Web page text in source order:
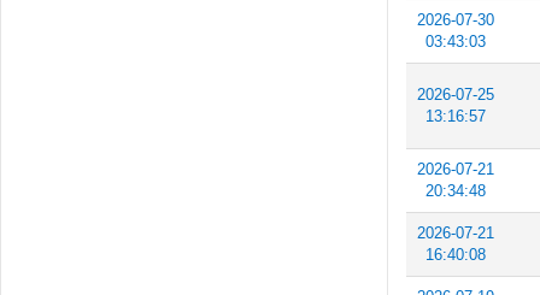
2026-07-30
03:43:03
2026-07-25
13:16:57
2026-07-21
20:34:48
2026-07-21
16:40:08